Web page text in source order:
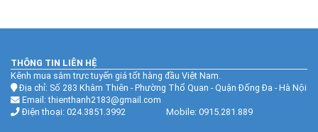
THÔNG TIN LIÊN HỆ
Kênh mua sắm trực tuyến giá tốt hàng đầu Việt Nam.
Địa chỉ: Số 283 Khâm Thiên - Phường Thổ Quan - Quận Đống Đa - Hà Nội
Email: thienthanh2183@gmail.com
Điện thoại: 024.3851.3992 Mobile: 0915.281.889